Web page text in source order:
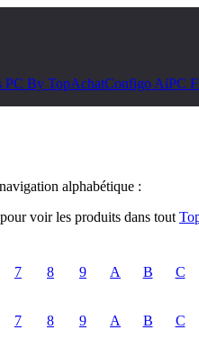
PC By TopAchatConfigo AiPC
alphabétique :
pour voir les produits dans tout
7 8 9 A B C
7 8 9 A B C